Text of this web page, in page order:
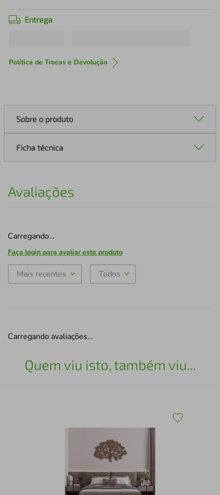
Entrega
Política de Trocas e Devolução
Sobre o produto
Ficha técnica
Avaliações
Carregando…
Faça login para avaliar este produto
Mais recentes Todos
Carregando avaliações…
Quem viu isto, também viu...